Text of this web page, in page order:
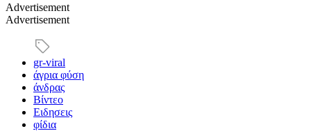
Advertisement
Advertisement
gr-viral
άγρια φύση
άνδρας
Βίντεο
Ειδησεις
φίδια